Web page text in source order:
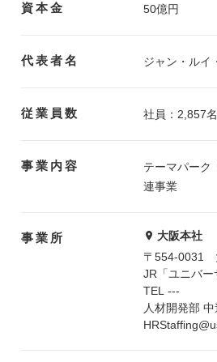
資本金 50億円
代表者名 ジャン・ルイ
従業員数 社員：2,857
事業内容
テーマパーク
連事業
事業所
大阪本社
〒554-0031
JR「ユニバ
TEL ---
人材開発部